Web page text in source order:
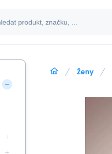
Ženy